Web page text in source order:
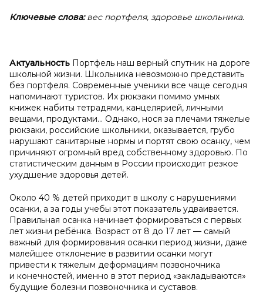
Ключевые слова: вес портфеля, здоровье школьника.
Актуальность Портфель наш верный спутник на дороге
школьной жизни. Школьника невозможно представить
без портфеля. Современные ученики все чаще сегодня
напоминают туристов. Их рюкзаки помимо умных
книжек набиты тетрадями, канцелярией, личными
вещами, продуктами... Однако, нося за плечами тяжелые
рюкзаки, российские школьники, оказывается, грубо
нарушают санитарные нормы и портят свою осанку, чем
причиняют огромный вред собственному здоровью. По
статистическим данным в России происходит резкое
ухудшение здоровья детей.
Около 40 % детей приходит в школу с нарушениями
осанки, а за годы учебы этот показатель удваивается.
Правильная осанка начинает формироваться с первых
лет жизни ребёнка. Возраст от 8 до 17 лет — самый
важный для формирования осанки период жизни, даже
малейшее отклонение в развитии осанки могут
привести к тяжелым деформациям позвоночника
и конечностей, именно в этот период «закладываются»
будущие болезни позвоночника и суставов.